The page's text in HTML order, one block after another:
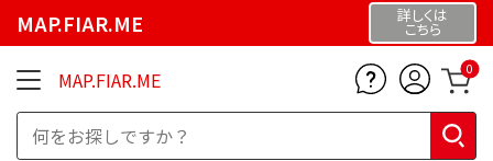
MAP.FIAR.ME 詳しくは
こちら
MAP.FIAR.ME 0